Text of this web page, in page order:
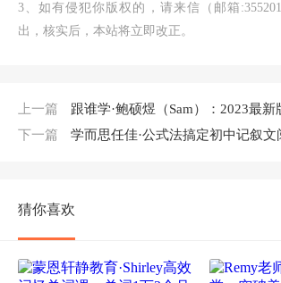
3、如有侵犯你版权的，请来信（邮箱
出，核实后，本站将立即改正。
上一篇
跟谁学·鲍硕煜（Sam）：2023最新版超级拼读+超级语法+超
下一篇
学而思任佳·公式法搞定初中记叙文
猜你喜欢